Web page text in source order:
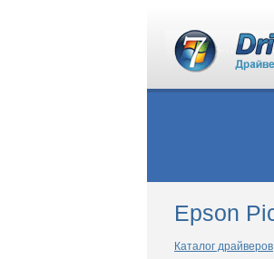
Epson
Каталог драйверов